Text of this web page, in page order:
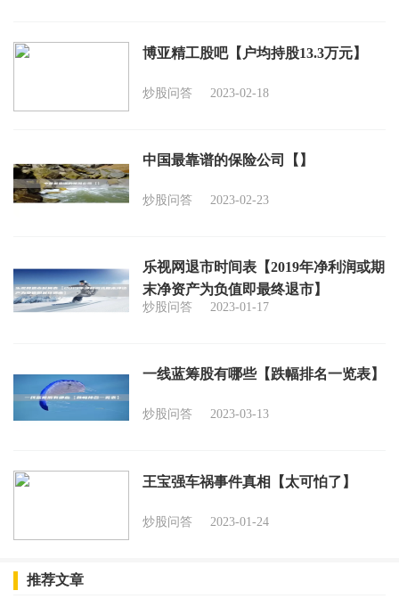
博亚精工股吧【户均持股13.3万元】
炒股问答 2023-02-18
中国最靠谱的保险公司【】
炒股问答 2023-02-23
乐视网退市时间表【2019年净利润或期
末净资产为负值即最终退市】
炒股问答 2023-01-17
一线蓝筹股有哪些【跌幅排名一览表】
炒股问答 2023-03-13
王宝强车祸事件真相【太可怕了】
炒股问答 2023-01-24
推荐文章